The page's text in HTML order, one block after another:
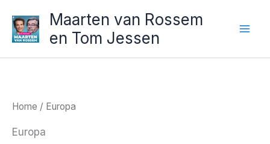
naar
inhoud
Maarten van Rossem
en Tom Jessen
Home / Europa
Europa